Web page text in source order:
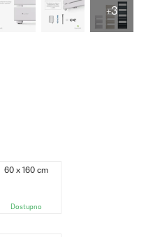
+3
60 x 160 cm
Dostupno